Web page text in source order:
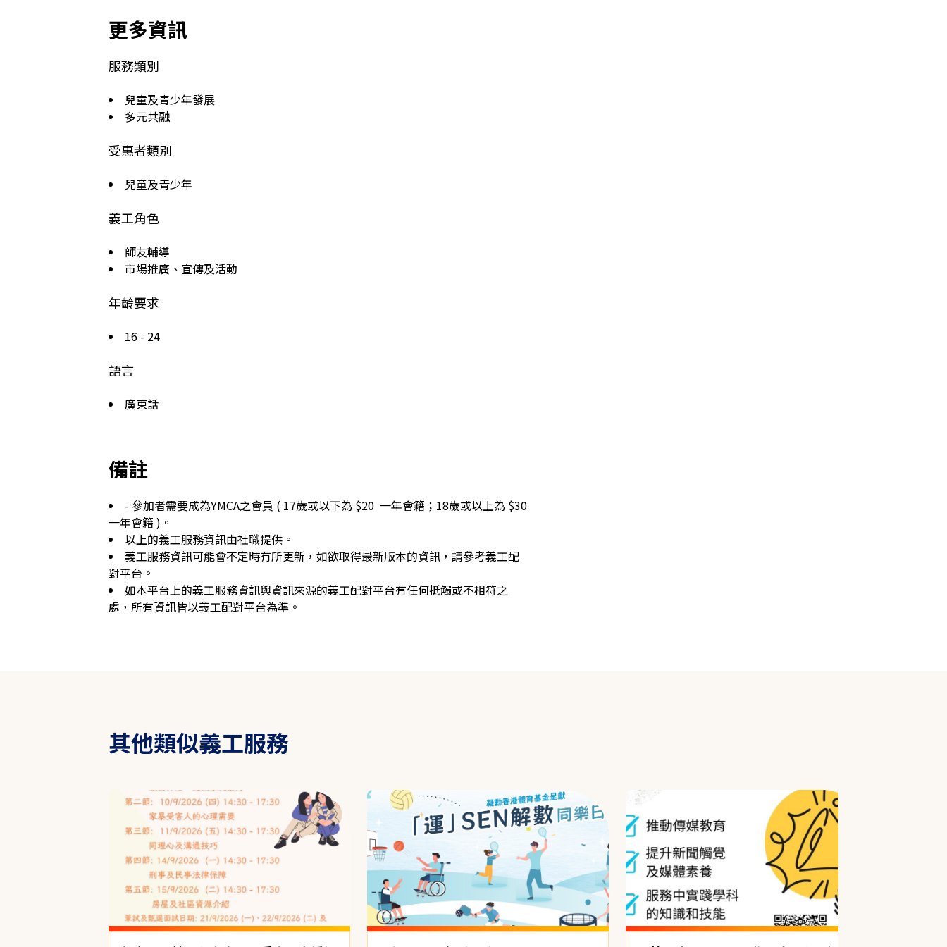
更多資訊
服務類別
兒童及青少年發展
多元共融
受惠者類別
兒童及青少年
義工角色
師友輔導
市場推廣、宣傳及活動
年齡要求
16 - 24
語言
廣東話
備註
- 參加者需要成為YMCA之會員 ( 17歲或以下為 $20  一年會籍；18歲或以上為 $30
一年會籍 )。
以上的義工服務資訊由社職提供。
義工服務資訊可能會不定時有所更新，如欲取得最新版本的資訊，請參考義工配
對平台。
如本平台上的義工服務資訊與資訊來源的義工配對平台有任何抵觸或不相符之
處，所有資訊皆以義工配對平台為準。
其他類似義工服務